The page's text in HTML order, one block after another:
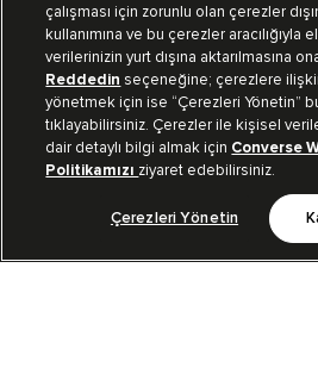
Müşteri İlişkileri
Koleksiyon
Kurumsal
Bizi Takip Et
çalışması için zorunlu olan çerezler
kullanımına ve bu çerezler
verilerinizin yurt dışına aktarılmasına
Reddedin seçeneğine; çerezlere
yönetmek için ise “Çerezleri Yönetin”
tıklayabilirsiniz. Çerezler ile kişisel
dair detaylı bilgi almak için Converse
Politikamızı ziyaret edebilirsiniz.
Çerezleri Yönetin